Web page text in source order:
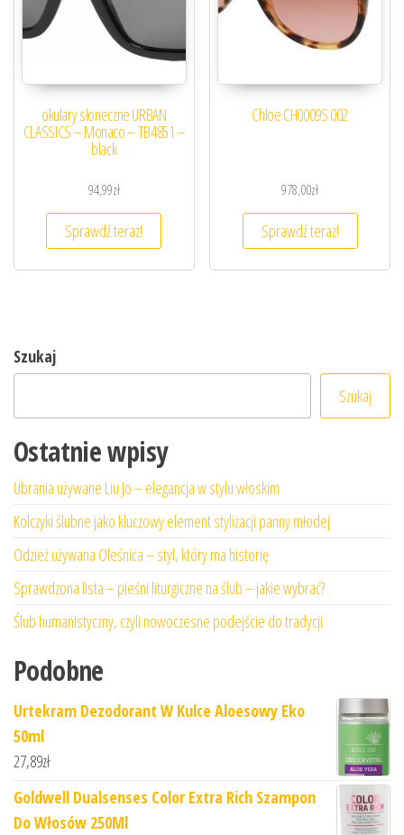
okulary słoneczne URBAN
CLASSICS – Monaco – TB4851 –
black
94,99zł
Sprawdź teraz!
Chloe CH0009S 002
978,00zł
Sprawdź teraz!
Szukaj
Szukaj
Ostatnie wpisy
Ubrania używane Liu Jo – elegancja w stylu włoskim
Kolczyki ślubne jako kluczowy element stylizacji panny młodej
Odzież używana Oleśnica – styl, który ma historię
Sprawdzona lista – pieśni liturgiczne na ślub – jakie wybrać?
Ślub humanistyczny, czyli nowoczesne podejście do tradycji
Podobne
Urtekram Dezodorant W Kulce Aloesowy Eko
50ml
27,89zł
Goldwell Dualsenses Color Extra Rich Szampon
Do Włosów 250Ml